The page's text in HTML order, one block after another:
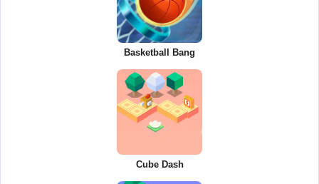
Basketball Bang
Cube Dash